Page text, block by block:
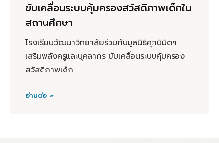
ขับเคลื่อนระบบคุ้มครองสวัสดิภาพเด็กใน
สถานศึกษา
โรงเรียนวัฒนาวิทยาลัยร่วมกับมูลนิธิศุภนิมิตฯ
เสริมพลังครูและบุคลากร ขับเคลื่อนระบบคุ้มครอง
สวัสดิภาพเด็ก
อ่านต่อ »